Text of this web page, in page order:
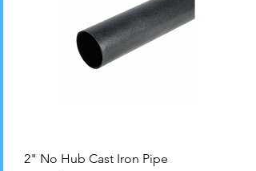
2" No Hub Cast Iron Pipe